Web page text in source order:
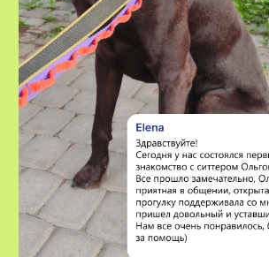
Сервис по выгулу и передержке
домашних животных
VOX • ВОКС